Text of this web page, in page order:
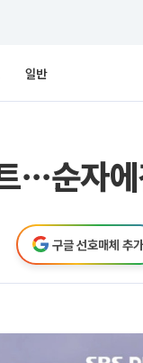
일반
⋯순자
구글 선호매체 추가